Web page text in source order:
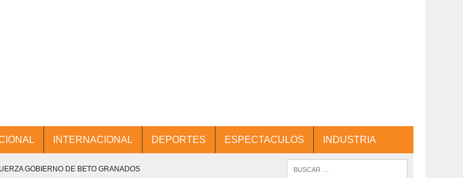
INTERNACIONAL DEPORTES ESPECTACULOS INDUSTRIA
GOBIERNO DE BETO GRANADOS